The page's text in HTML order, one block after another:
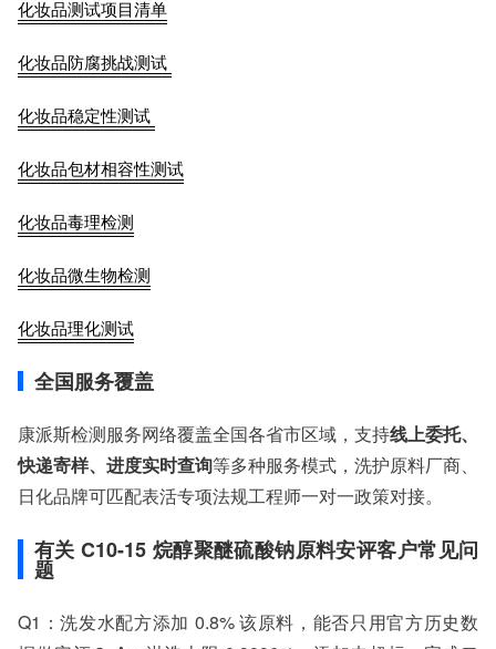
化妆品测试项目清单
化妆品防腐挑战测试
化妆品稳定性测试
化妆品包材相容性测试
化妆品毒理检测
化妆品微生物检测
化妆品理化测试
全国服务覆盖
康派斯检测服务网络覆盖全国各省市区域，支持线上委托、
快递寄样、进度实时查询等多种服务模式，洗护原料厂商、
日化品牌可匹配表活专项法规工程师一对一政策对接。
有关 C10-15 烷醇聚醚硫酸钠原料安评客户常见问
题
Q1：洗发水配方添加 0.8% 该原料，能否只用官方历史数